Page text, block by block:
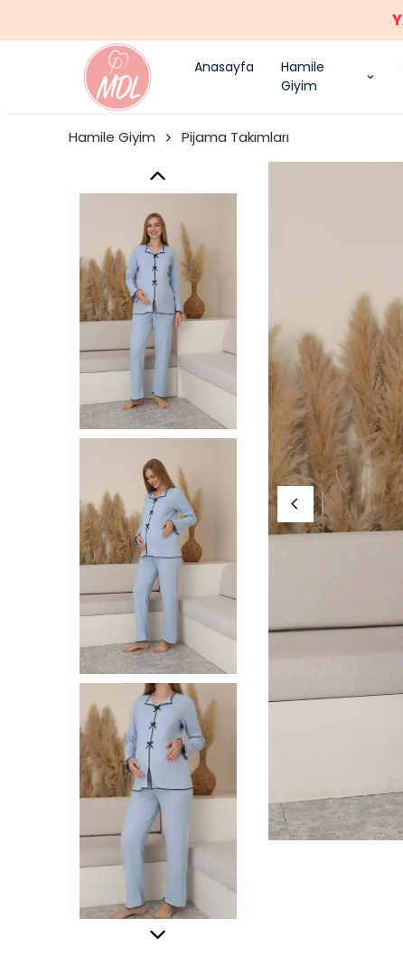
Anasayfa
Hamile
Giyim
Hamile Giyim Pijama Takımları